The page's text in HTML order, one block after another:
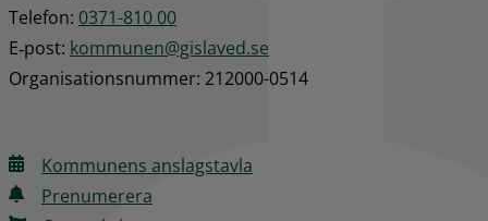
Telefon: 0371-810 00
E‑post: kommunen@gislaved.se
Organisationsnummer: 212000-0514
Kommunens anslagstavla
Prenumerera